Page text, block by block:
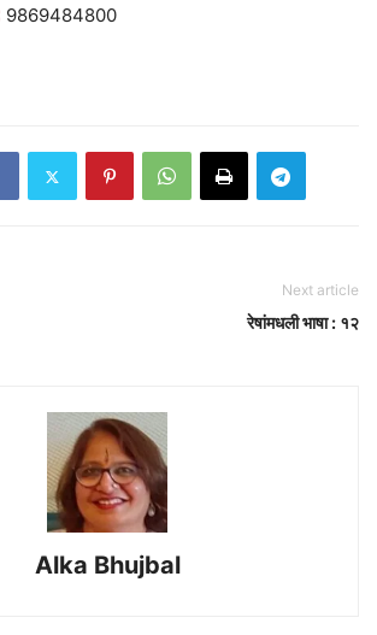
9869484800
Next article
रेषांमधली भाषा : १२
Alka Bhujbal